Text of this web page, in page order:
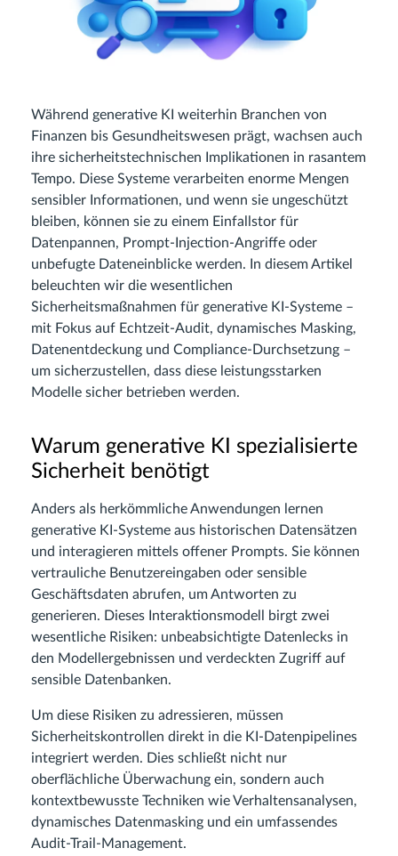
Während generative KI weiterhin Branchen von
Finanzen bis Gesundheitswesen prägt, wachsen auch
ihre sicherheitstechnischen Implikationen in rasantem
Tempo. Diese Systeme verarbeiten enorme Mengen
sensibler Informationen, und wenn sie ungeschützt
bleiben, können sie zu einem Einfallstor für
Datenpannen, Prompt-Injection-Angriffe oder
unbefugte Dateneinblicke werden. In diesem Artikel
beleuchten wir die wesentlichen
Sicherheitsmaßnahmen für generative KI-Systeme –
mit Fokus auf Echtzeit-Audit, dynamisches Masking,
Datenentdeckung und Compliance-Durchsetzung –
um sicherzustellen, dass diese leistungsstarken
Modelle sicher betrieben werden.
Warum generative KI spezialisierte
Sicherheit benötigt
Anders als herkömmliche Anwendungen lernen
generative KI-Systeme aus historischen Datensätzen
und interagieren mittels offener Prompts. Sie können
vertrauliche Benutzereingaben oder sensible
Geschäftsdaten abrufen, um Antworten zu
generieren. Dieses Interaktionsmodell birgt zwei
wesentliche Risiken: unbeabsichtigte Datenlecks in
den Modellergebnissen und verdeckten Zugriff auf
sensible Datenbanken.
Um diese Risiken zu adressieren, müssen
Sicherheitskontrollen direkt in die KI-Datenpipelines
integriert werden. Dies schließt nicht nur
oberflächliche Überwachung ein, sondern auch
kontextbewusste Techniken wie Verhaltensanalysen,
dynamisches Datenmasking und ein umfassendes
Audit-Trail-Management.